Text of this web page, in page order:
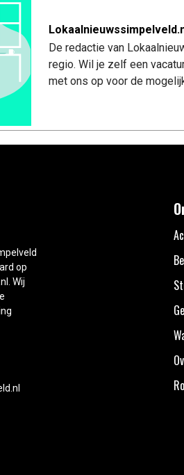
De redactie van
regio. Wil je zelf een
met ons op voor de
op
Wij